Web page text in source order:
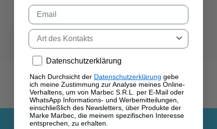
das Glas trüb wirken lassen. Viele wissen nicht,
dass das Problem nicht an der Reinigung selbst
liegt, sondern an der Methode. Mit der richtigen
Vorgehensweise lässt sich hartnäckiger Kalk von
langfristig klar halten – ohne großen Aufwand
und ohne Schäden am Glas.
Email
Tipo di contatto
Privacy policy
Datenschutzerklärung
Nach Durchsicht der Datenschutzerklärung gebe
ich meine Zustimmung zur Analyse meines Online-
Verhaltens, um von Marbec S.R.L. per E-Mail oder
WhatsApp Informations- und Werbemitteilungen,
einschließlich des Newsletters, über Produkte der
Marke Marbec, die meinem spezifischen Interesse
entsprechen, zu erhalten.